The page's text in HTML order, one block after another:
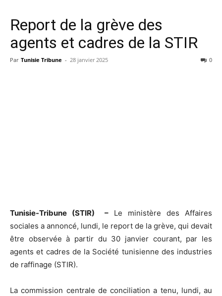
Report de la grève des
agents et cadres de la STIR
Par Tunisie Tribune - 28 janvier 2025 0
Tunisie-Tribune (STIR) – Le ministère des Affaires
sociales a annoncé, lundi, le report de la grève, qui devait
être observée à partir du 30 janvier courant, par les
agents et cadres de la Société tunisienne des industries
de raffinage (STIR).
La commission centrale de conciliation a tenu, lundi, au